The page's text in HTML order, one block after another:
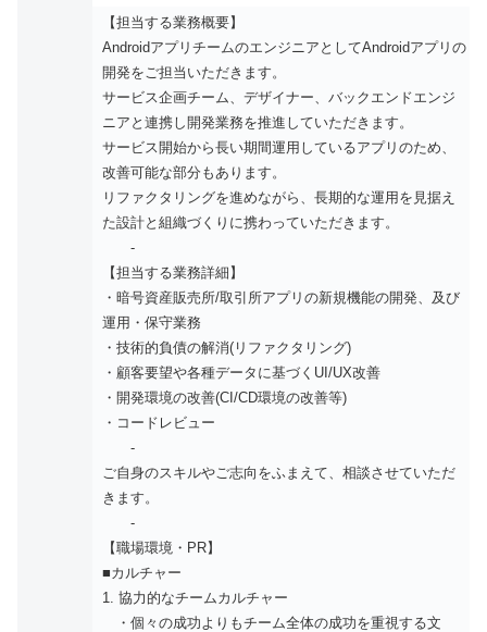
【担当する業務概要】
AndroidアプリチームのエンジニアとしてAndroidアプリの
開発をご担当いただきます。
サービス企画チーム、デザイナー、バックエンドエンジ
ニアと連携し開発業務を推進していただきます。
サービス開始から長い期間運用しているアプリのため、
改善可能な部分もあります。
リファクタリングを進めながら、長期的な運用を見据え
た設計と組織づくりに携わっていただきます。
-
【担当する業務詳細】
・暗号資産販売所/取引所アプリの新規機能の開発、及び
運用・保守業務
・技術的負債の解消(リファクタリング)
・顧客要望や各種データに基づくUI/UX改善
・開発環境の改善(CI/CD環境の改善等)
・コードレビュー
-
ご自身のスキルやご志向をふまえて、相談させていただ
きます。
-
【職場環境・PR】
■カルチャー
1. 協力的なチームカルチャー
・個々の成功よりもチーム全体の成功を重視する文